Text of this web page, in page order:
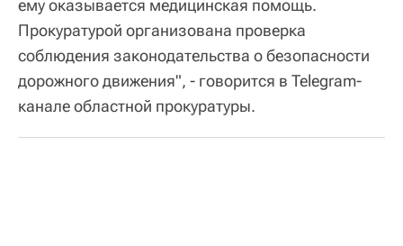
ему оказывается медицинская помощь.
Прокуратурой организована проверка
соблюдения законодательства о безопасности
дорожного движения", - говорится в Telegram-
канале областной прокуратуры.